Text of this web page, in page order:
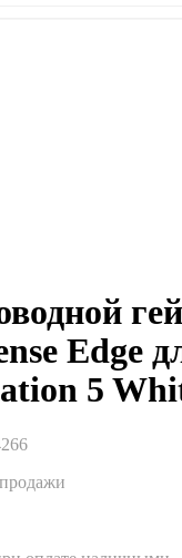
Edge
5